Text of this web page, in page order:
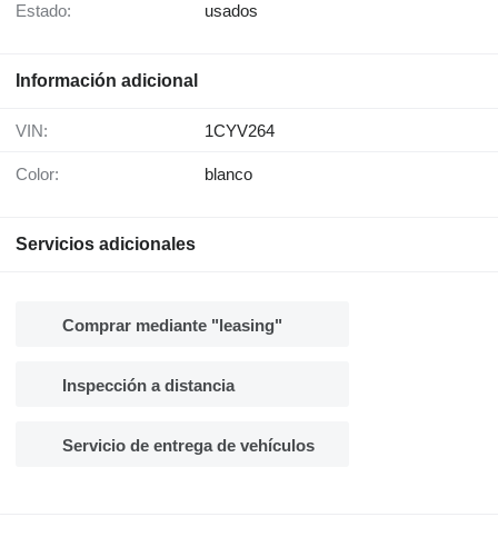
Estado: usados
Información adicional
VIN: 1CYV264
Color: blanco
Servicios adicionales
Comprar mediante "leasing"
Inspección a distancia
Servicio de entrega de vehículos